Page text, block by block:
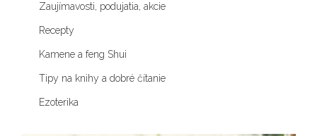
Zaujímavosti, podujatia, akcie
Recepty
Kamene a feng Shui
Tipy na knihy a dobré čítanie
Ezoterika